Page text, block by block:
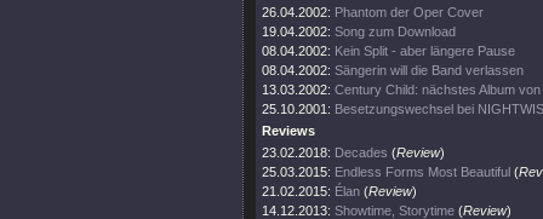
26.04.2002: Phantom der Oper Cover
19.04.2002: Song zum Download
08.04.2002: Kein Split - aber längere Pause
08.04.2002: Sängerin will die Band verlassen
13.03.2002: Century Child: nächstes Album
25.10.2001: Besetzungswechsel bei
Reviews
23.02.2018: Decades (Review)
25.03.2015: Endless Forms Most Beautiful (
21.02.2015: Élan (Review)
14.12.2013: Showtime, Storytime (Review)